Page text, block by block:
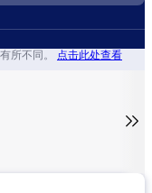
所不同。 点击此处查看
